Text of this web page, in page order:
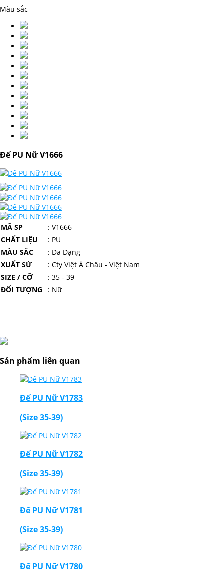
Màu sắc
Đế PU Nữ V1666
MÃ SP
: V1666
CHẤT LIỆU
: PU
MÀU SẮC
: Đa Dạng
XUẤT SỨ
: Cty Việt Á Châu - Việt Nam
SIZE / CỠ
: 35 - 39
ĐỐI TƯỢNG
: Nữ
Sản phẩm liên quan
Đế PU Nữ V1783
(Size 35-39)
Đế PU Nữ V1782
(Size 35-39)
Đế PU Nữ V1781
(Size 35-39)
Đế PU Nữ V1780